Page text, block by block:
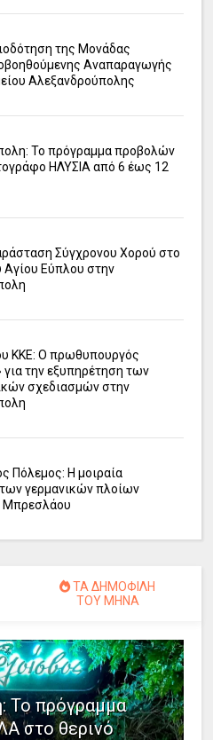
της Μονάδας
Αναπαραγωγής
Αλεξανδρούπολης
Το πρόγραμμα προβολών
ΗΛΥΣΙΑ από 6 έως 12
Σύγχρονου Χορού στο
Αγίου Εύπλου στην
ΚΚΕ: Ο πρωθυπουργός
για την εξυπηρέτηση των
σχεδιασμών στην
Πόλεμος: Η μοιραία
γερμανικών πλοίων
Μπρεσλάου
ΤΑ ΔΗΜΟΦΙΛΗ
ΤΟΥ ΜΗΝΑ
Το πρόγραμμα
στο θερινό